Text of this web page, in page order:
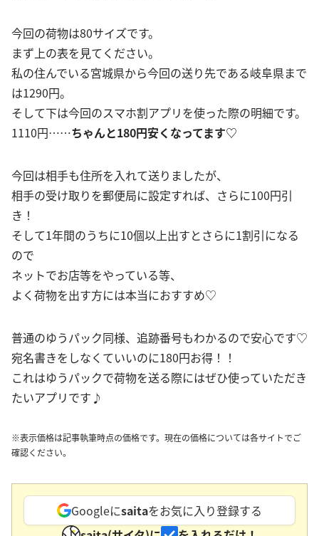
今回の荷物は80サイズです。
まず上の表を見てください。
私の住んでいる宮城県から今回の送り先である岐阜県まで
は1290円。
そして下は今回のスマホ割アプリを使った際の明細です。
1110円……ちゃんと180円安くなってます♡
今回は相手も住所を入れて送りましたが、
相手の受け取りを郵便局に設定すれば、さらに100円引
き！
そして1年間のうちに10個以上出すとさらに1割引になる
ので
ネットでお店等をやっている等、
よく荷物を出す方には本当におすすめ♡
普通のゆうパック同様、追跡番号もわかるので安心です♡
宛名書きをしなくていいのに180円お得！！
これはゆうパックで荷物を送る際にはぜひ使っていただき
たいアプリです♪
※表示価格は記事執筆時点の価格です。現在の価格については各サイトでご
確認ください。
Googleにsaitaをお気に入り登録する